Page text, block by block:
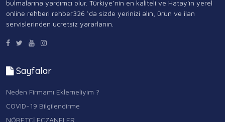
bulmalarına yardımcı olur. Türkiye’nin en kaliteli ve Hatay'ın yerel
online rehberi rehber326 ‘da sizde yerinizi alın, ürün ve ilan
servislerinden ücretsiz yararlanın.
Sayfalar
Neden Firmamı Eklemeliyim ?
COVID-19 Bilgilendirme
NÖBETÇİ ECZANELER